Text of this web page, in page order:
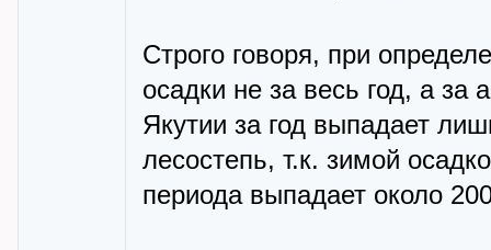
Строго говоря, при
осадки не за весь год, а
Якутии за год выпадает
лесостепь, т.к. зимой
периода выпадает около